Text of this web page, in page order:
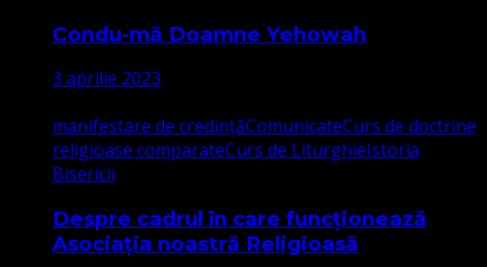
Condu-mă Doamne Yehowah
3 aprilie 2023
manifestare de credințăComunicateCurs de doctrine
religioase comparateCurs de LiturghieIstoria
Bisericii
Despre cadrul în care funcționează
Asociația noastră Religioasă